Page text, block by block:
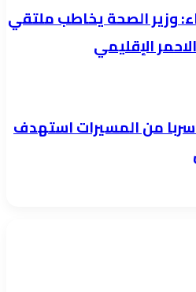
وزير الصحة يخاطب ملتقي
الإقليمي
من المسيرات استهدف